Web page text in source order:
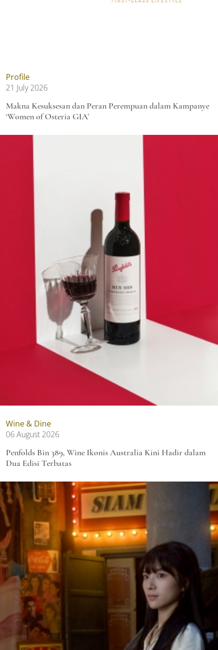
Profile
21 July 2026
Makna Kesuksesan dan Peran Perempuan dalam Kampanye
‘Women of Osteria GIA’
Wine & Dine
06 August 2026
Penfolds Bin 389, Wine Ikonis Australia Kini Hadir dalam
Dua Edisi Terbatas